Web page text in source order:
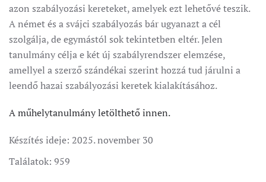
azon szabályozási kereteket, amelyek ezt lehetővé teszik.
A német és a svájci szabályozás bár ugyanazt a cél
szolgálja, de egymástól sok tekintetben eltér. Jelen
tanulmány célja e két új szabályrendszer elemzése,
amellyel a szerző szándékai szerint hozzá tud járulni a
leendő hazai szabályozási keretek kialakításához.
A műhelytanulmány letölthető innen.
Készítés ideje: 2025. november 30
Találatok: 959